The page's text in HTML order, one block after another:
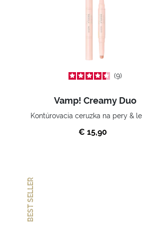
9
Vamp! Creamy Duo
€ 15,90
BEST SELLER